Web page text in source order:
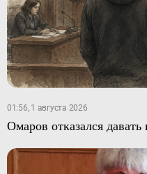
01:56, 1 августа 2026
Омаров отказался давать